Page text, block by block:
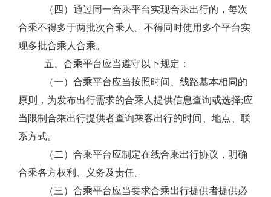
（四）通过同一合乘平台实现合乘出行的，每次
合乘不得多于两批次合乘 人 。不得同时使用多个平台实
现多批合乘 人 合乘。
五 、合乘平台应当遵守以下规定：
（一）合乘平台应当按照时间、线路基本相同的
原则，为发布出行需求的合乘 人 提供信息查询或选择;应
当限制合乘出行提供者查询乘客出行的时间、地点、联
系方式。
（二）合乘平台应制定在线合乘出行协议，明确
合乘各方权利、义务及责任。
（三）合乘平台应当要求合乘出行提供者提供必